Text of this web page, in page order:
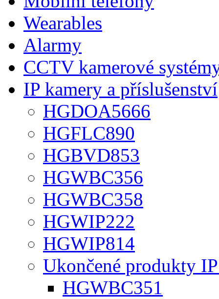
Wearables
Alarmy
CCTV kamerové
IP kamery a příslušenství
HGDOA5666
HGFLC890
HGBVD853
HGWBC356
HGWBC358
HGWIP222
HGWIP814
Ukončené produkty
HGWBC351